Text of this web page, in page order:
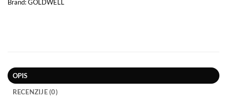
Brand:GOLDWELL
OPIS
RECENZIJE (0)